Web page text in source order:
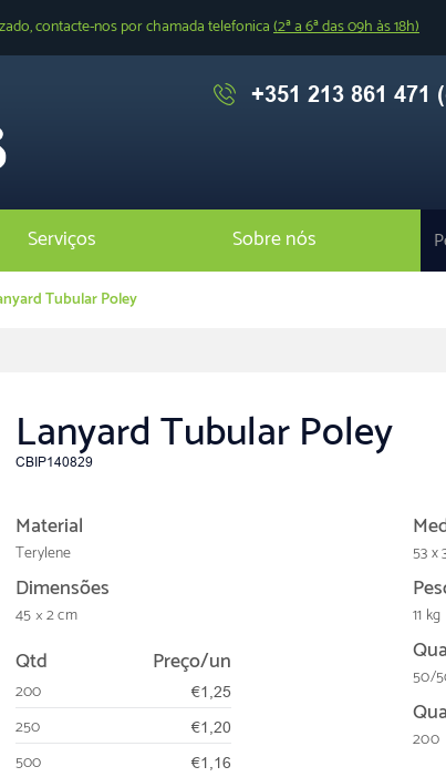
contacte-nos por chamada telefonica(2ª a 6ª das 09h às 18h)
+351 213 861
Serviços Sobre nós
Tubular Poley
Lanyard Tubular Poley
CBIP140829
Material
Terylene
Dimensões
45 × 2 cm
Qtd Preço/un
200 €1,25
250 €1,20
500 €1,16
53 x
11 kg
50/
200